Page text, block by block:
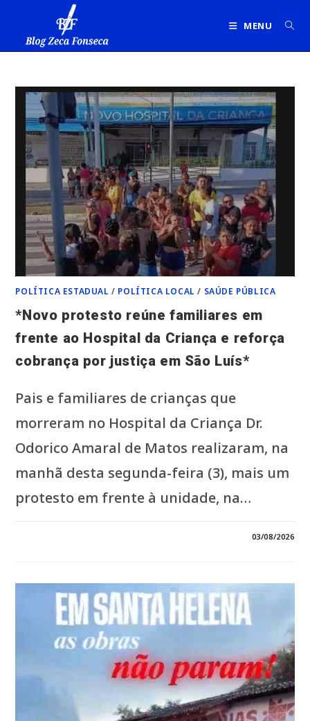
MENU
POLÍTICA ESTADUAL / POLÍTICA LOCAL / SAÚDE PÚBLICA
*Novo protesto reúne familiares em
frente ao Hospital da Criança e reforça
cobrança por justiça em São Luís*
Pais e familiares de crianças que
morreram no Hospital da Criança Dr.
Odorico Amaral de Matos realizaram, na
manhã desta segunda-feira (3), mais um
protesto em frente à unidade, na…
EM
FRENTE
AO
HOSPITAL
DA
CRIANÇA
COBRANÇA
POR
JUSTIÇA
EM
SÃO
LUÍS*
03/08/2026